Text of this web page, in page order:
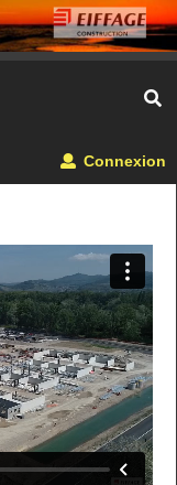
Connexion